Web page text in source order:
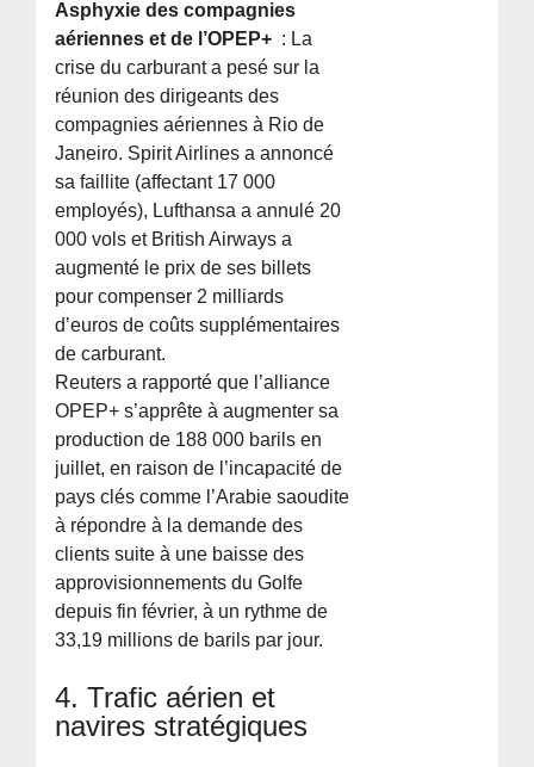
Asphyxie des compagnies
aériennes et de l’OPEP+ : La
crise du carburant a pesé sur la
réunion des dirigeants des
compagnies aériennes à Rio de
Janeiro. Spirit Airlines a annoncé
sa faillite (affectant 17 000
employés), Lufthansa a annulé 20
000 vols et British Airways a
augmenté le prix de ses billets
pour compenser 2 milliards
d’euros de coûts supplémentaires
de carburant.
Reuters a rapporté que l’alliance
OPEP+ s’apprête à augmenter sa
production de 188 000 barils en
juillet, en raison de l’incapacité de
pays clés comme l’Arabie saoudite
à répondre à la demande des
clients suite à une baisse des
approvisionnements du Golfe
depuis fin février, à un rythme de
33,19 millions de barils par jour.
4. Trafic aérien et
navires stratégiques